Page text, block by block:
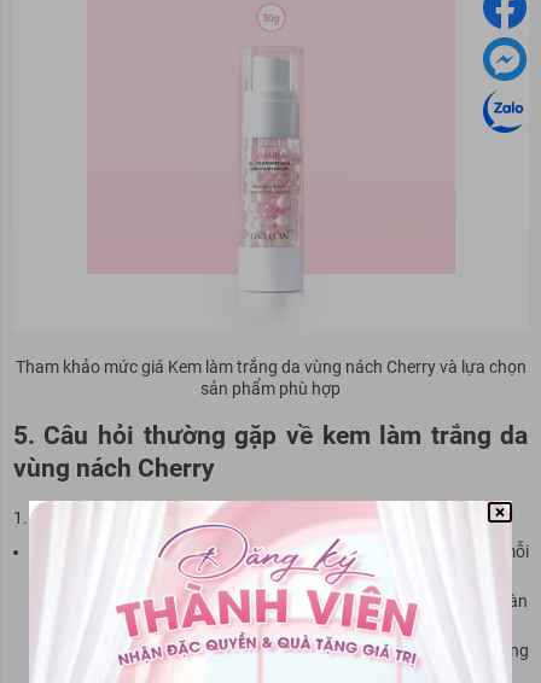
Tham khảo mức giá Kem làm trắng da vùng nách Cherry và lựa chọn
sản phẩm phù hợp
5. Câu hỏi thường gặp về kem làm trắng da
vùng nách Cherry
Kem có gây kích ứng cho da nhạy cảm không?
Khả năng gây kích ứng tùy thuộc vào từng sản phẩm và cơ địa mỗi
Nên thử sản phẩm trên một vùng da nhỏ trước khi sử dụng toàn
bộ vùng nách.
Nếu có dấu hiệu kích ứng (mẩn đỏ, ngứa rát), ngưng sử dụng
ngay.